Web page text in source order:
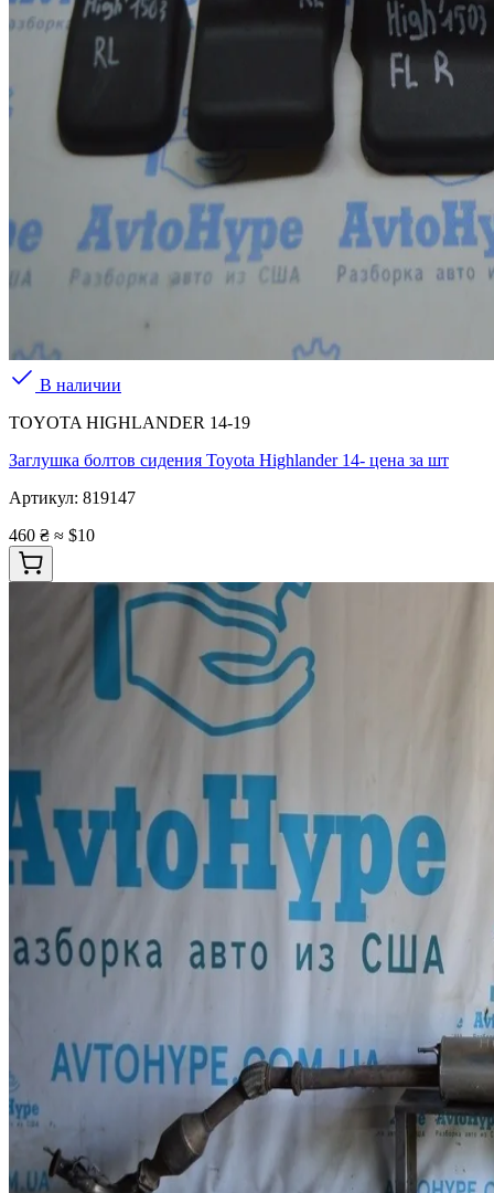
В наличии
TOYOTA HIGHLANDER 14-19
Заглушка болтов сидения Toyota Highlander 14- цена за шт
Артикул: 819147
460 ₴ ≈ $10